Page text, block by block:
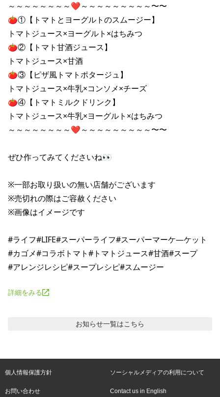
～～～～～～～～❤～～～～～～～～～〜〜
🍅①【トマトとヨーグルトのスムージー】
トマトジュース×ヨーグルト×はちみつ
🍅②【トマト甘酒ジュース】
トマトジュース×甘酒
🍅③【ピザ風トマトポタージュ】
トマトジュース×牛乳×コンソメ×チーズ
🍅④【トマトミルクドリンク】
トマトジュース×牛乳×ヨーグルト×はちみつ
～～～～～～～～❤～～～～～～～～～〜〜
ぜひ作ってみてくださいね👀
※一部お取り扱いの無い店舗がございます
※売切れの際はご容赦ください
※画像はイメージです
#ライフ#LIFE#スーパーライフ#スーパーマーケ―ケット
#カゴメ#コラボトマト#トマトジュース#甘酒#スープ
詳細をみる
お知らせ一覧はこちら
個人情報保護方針 ソーシャルメディアの利用について
お問い合わせ Contact us in English